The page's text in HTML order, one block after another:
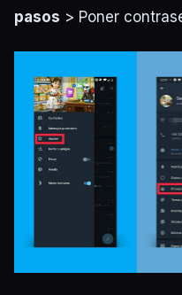
pasos > Poner